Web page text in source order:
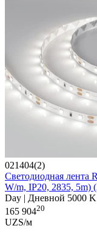
021404(2)
Светодиодная лента
W/m, IP20, 2835, 5m)
Day | Дневной 5000 K
165 90420
UZS/м